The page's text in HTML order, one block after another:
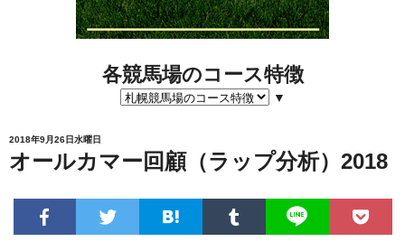
各競馬場のコース特徴
▼
2018年9月26日水曜日
オールカマー回顧（ラップ分析）2018